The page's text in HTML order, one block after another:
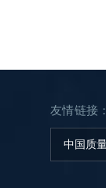
友情链接：